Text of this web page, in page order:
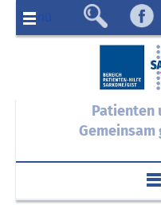
Menü
Patienten
Gemeinsam